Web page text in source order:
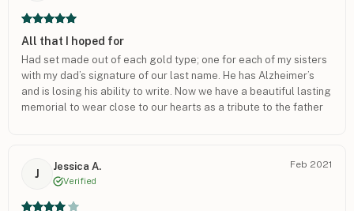
All that I hoped for
Had set made out of each gold type; one for each of my sisters
with my dad’s signature of our last name. He has Alzheimer’s
and is losing his ability to write. Now we have a beautiful lasting
memorial to wear close to our hearts as a tribute to the father
J
Jessica A.
Verified
Feb 2021